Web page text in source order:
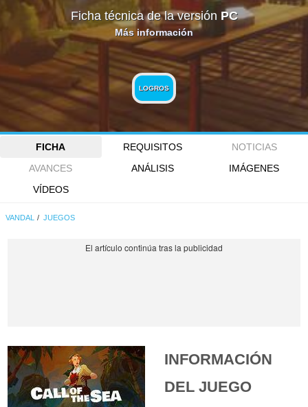
Ficha técnica de la versión PC
Más información
LOGROS
FICHA REQUISITOS
NOTICIAS
AVANCES
ANÁLISIS
IMÁGENES
VÍDEOS
VANDAL JUEGOS
INFORMACIÓN
DEL JUEGO